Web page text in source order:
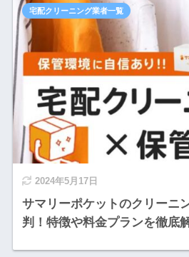
2024年5月17日
サマリーポケットのクリーニ
判！特徴や料金プランを徹底
宅配クリーニング業者一覧